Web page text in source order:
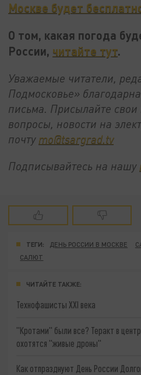
Москве будет
О том, какая погода
России, читайте тут.
Уважаемые читатели,
Подмосковье»
письма. Присылайте
вопросы, новости на
почту mo@tsargrad.tv
Подписывайтесь на нашу
ТЕГИ: ДЕНЬ РОССИИ В МОСКВЕ
САЛЮТ
ЧИТАЙТЕ ТАКЖЕ:
Технофашисты XXI века
"Кротами" были все? Теракт в
охотятся "живые дроны"
Как отпразднуют День России